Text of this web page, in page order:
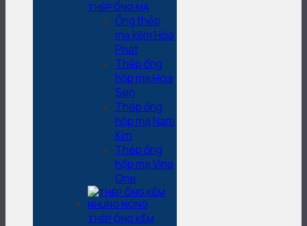
THÉP ỐNG MẠ
Ống thép
mạ kẽm Hòa
Phát
Thép ống
hộp mạ Hoa
Sen
Thép ống
hộp mạ Nam
Kim
Thép ống
hộp mạ Vina
One
THÉP ỐNG KẼM